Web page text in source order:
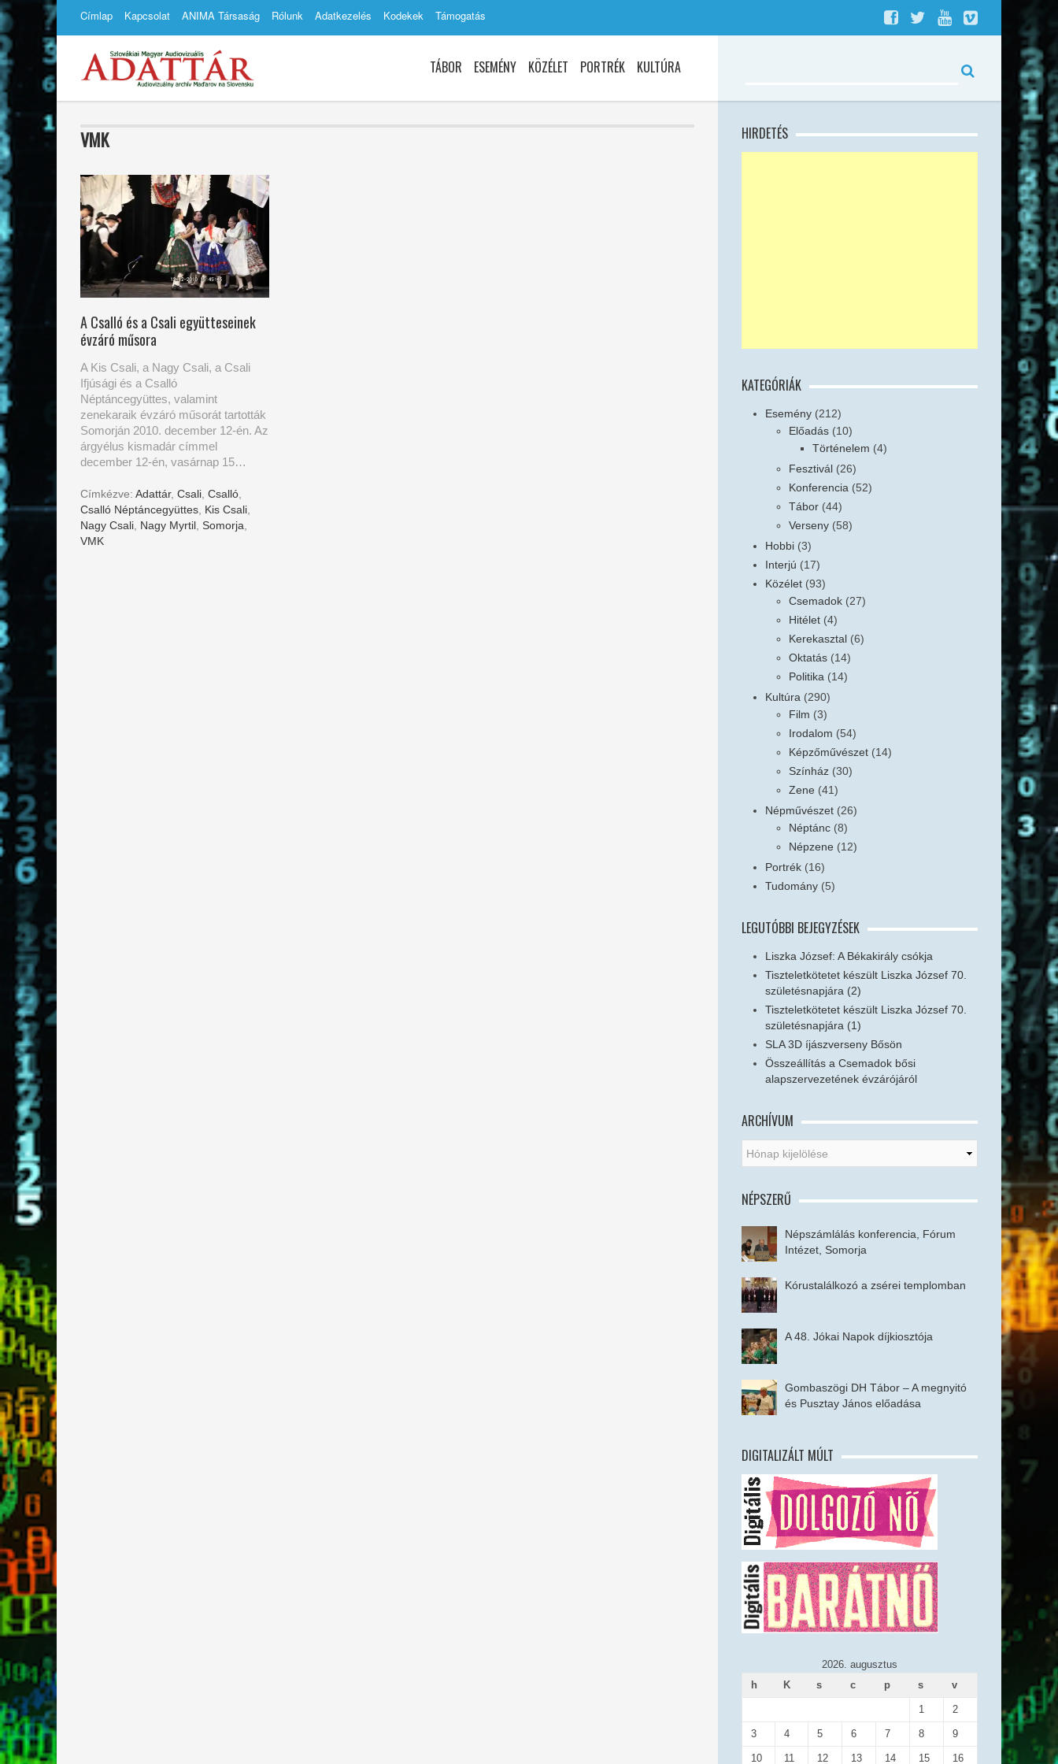
Címlap Kapcsolat ANIMA Társaság Rólunk Adatkezelés Kodekek Támogatás
TÁBOR ESEMÉNY KÖZÉLET PORTRÉK KULTÚRA
VMK
A Csalló és a Csali együtteseinek
évzáró műsora
A Kis Csali, a Nagy Csali, a Csali
Ifjúsági és a Csalló
Néptáncegyüttes, valamint
zenekaraik évzáró műsorát tartották
Somorján 2010. december 12-én. Az
árgyélus kismadár címmel
december 12-én, vasárnap 15…
Címkézve: Adattár, Csali Csalló
Csalló Néptáncegyüttes Kis Csali
Nagy Csali Nagy Myrtil Somorja
VMK
HIRDETÉS
KATEGÓRIÁK
Esemény (212)
Előadás (10)
Történelem (4)
Fesztivál (26)
Konferencia (52)
Tábor (44)
Verseny (58)
Hobbi (3)
Interjú (17)
Közélet (93)
Csemadok (27)
Hitélet (4)
Kerekasztal (6)
Oktatás (14)
Politika (14)
Kultúra (290)
Film (3)
Irodalom (54)
Képzőművészet (14)
Színház (30)
Zene (41)
Népművészet (26)
Néptánc (8)
Népzene (12)
Portrék (16)
Tudomány (5)
LEGUTÓBBI BEJEGYZÉSEK
Liszka József: A Békakirály csókja
Tiszteletkötetet készült Liszka József 70.
születésnapjára (2)
Tiszteletkötetet készült Liszka József 70.
születésnapjára (1)
SLA 3D íjászverseny Bősön
Összeállítás a Csemadok bősi
alapszervezetének évzárójáról
ARCHÍVUM
NÉPSZERŰ
Népszámlálás konferencia, Fórum
Intézet, Somorja
Kórustalálkozó a zsérei templomban
A 48. Jókai Napok díjkiosztója
Gombaszögi DH Tábor – A megnyitó
és Pusztay János előadása
DIGITALIZÁLT MÚLT
2026. augusztus
h
K s c p s v
1 2
3 4 5 6 7 8 9
10 11 12 13 14 15 16